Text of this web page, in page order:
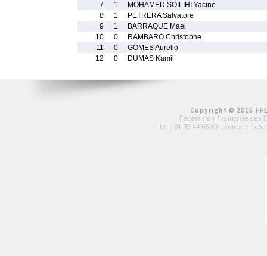
7
1
MOHAMED SOILIHI Yacine
8
1
PETRERA Salvatore
9
1
BARRAQUE Mael
10
0
RAMBARO Christophe
11
0
GOMES Aurelio
12
0 DUMAS Kamil
Copyright © 2015
Fédération Française des
tél : 01 39 44 65 80 | contact :